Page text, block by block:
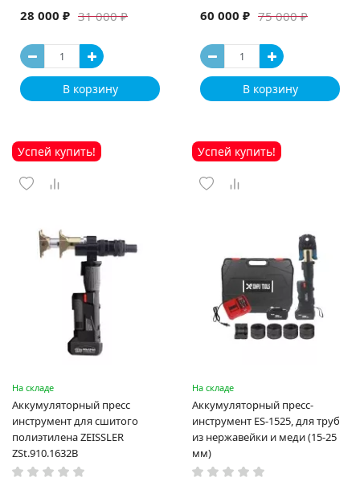
машина
31 000 ₽
28 000 ₽
В корзину
75 000 ₽
60 000 ₽
В корзину
Успей купить!
На складе
Аккумуляторный пресс
инструмент для сшитого
полиэтилена ZEISSLER
ZSt.910.1632B
Успей купить!
На складе
Аккумуляторный пресс-
инструмент ES-1525, для труб
из нержавейки и меди (15-25
мм)